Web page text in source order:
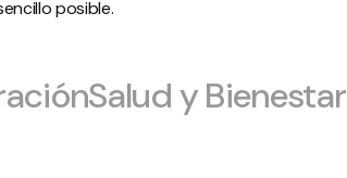
posible.
Salud y Bienestar